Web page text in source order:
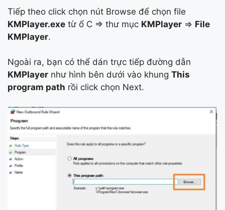
Tiếp theo click chọn nút Browse để chọn file
KMPlayer.exe từ ổ C => thư mục KMPlayer => File
KMPlayer.
Ngoài ra, bạn có thể dán trực tiếp đường dẫn
KMPlayer như hình bên dưới vào khung This
program path rồi click chọn Next.